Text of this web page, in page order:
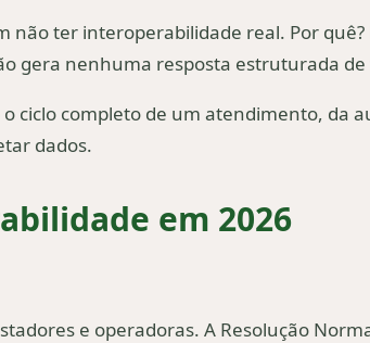
ter interoperabilidade real. Por
gera nenhuma resposta estruturada de
ciclo completo de um atendimento, da
dados.
em 2026
e operadoras. A Resolução